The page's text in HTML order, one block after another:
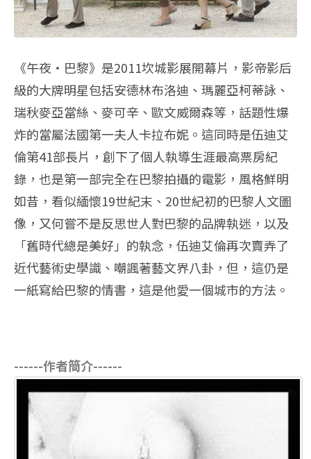
《午夜‧巴黎》是2011坎城影展開幕片，影帝影后
級的大牌明星包括安德林布洛迪、瑪麗亞柯蒂詠、
瑞秋麥亞當絲、麥可辛、歐文威爾森等，話題性爆
炸的當屬法國第一夫人卡拉布妮。這同時是伍迪艾
倫第41部長片，創下了個人執導生涯最高票房紀
錄，也是第一部完全在巴黎拍攝的電影，風格鮮明
如昔，看似緬懷19世紀末、20世紀初的巴黎人文圖
像，又何嘗不是反思世人對巴黎的品牌執迷，以及
「舊時代總是美好」的執念，伍迪艾倫再次賣弄了
近代藝術史學識、嘲諷著藝文界八卦，但，這仍是
一紙寫給巴黎的情書，這是他愛一個城市的方法。
------作者簡介------